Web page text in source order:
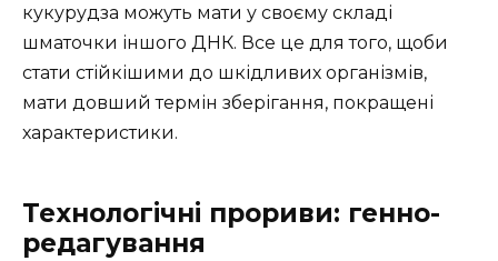
кукурудза можуть мати у своєму складі
шматочки іншого ДНК. Все це для того, щоби
стати стійкішими до шкідливих організмів,
мати довший термін зберігання, покращені
характеристики.
Технологічні прориви: генно-
редагування